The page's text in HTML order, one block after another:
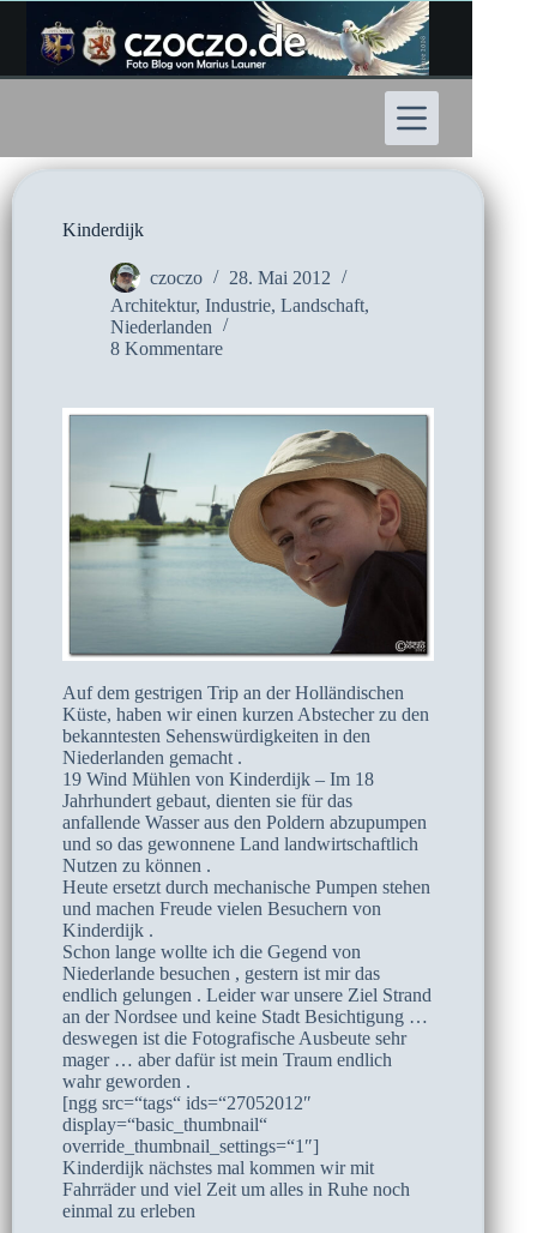
Inhalt
springen
Kinderdijk
czoczo
28. Mai 2012
Architektur, Industrie, Landschaft,
Niederlanden
8 Kommentare
Auf dem gestrigen Trip an der Holländischen
Küste, haben wir einen kurzen Abstecher zu den
bekanntesten Sehenswürdigkeiten in den
Niederlanden gemacht .
19 Wind Mühlen von Kinderdijk – Im 18
Jahrhundert gebaut, dienten sie für das
anfallende Wasser aus den Poldern abzupumpen
und so das gewonnene Land landwirtschaftlich
Nutzen zu können .
Heute ersetzt durch mechanische Pumpen stehen
und machen Freude vielen Besuchern von
Kinderdijk .
Schon lange wollte ich die Gegend von
Niederlande besuchen , gestern ist mir das
endlich gelungen . Leider war unsere Ziel Strand
an der Nordsee und keine Stadt Besichtigung …
deswegen ist die Fotografische Ausbeute sehr
mager … aber dafür ist mein Traum endlich
wahr geworden .
[ngg src=“tags“ ids=“27052012″
display=“basic_thumbnail“
override_thumbnail_settings=“1″]
Kinderdijk nächstes mal kommen wir mit
Fahrräder und viel Zeit um alles in Ruhe noch
einmal zu erleben